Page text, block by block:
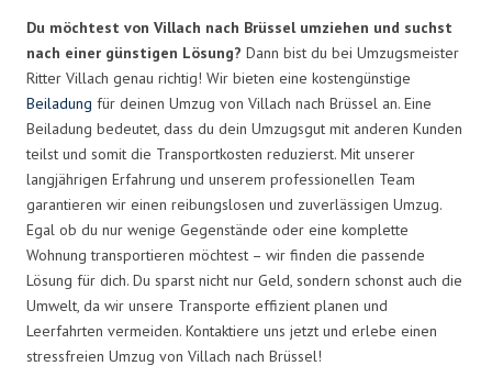
Du möchtest von Villach nach Brüssel umziehen und suchst
nach einer günstigen Lösung? Dann bist du bei Umzugsmeister
Ritter Villach genau richtig! Wir bieten eine kostengünstige
Beiladung für deinen Umzug von Villach nach Brüssel an. Eine
Beiladung bedeutet, dass du dein Umzugsgut mit anderen Kunden
teilst und somit die Transportkosten reduzierst. Mit unserer
langjährigen Erfahrung und unserem professionellen Team
garantieren wir einen reibungslosen und zuverlässigen Umzug.
Egal ob du nur wenige Gegenstände oder eine komplette
Wohnung transportieren möchtest – wir finden die passende
Lösung für dich. Du sparst nicht nur Geld, sondern schonst auch die
Umwelt, da wir unsere Transporte effizient planen und
Leerfahrten vermeiden. Kontaktiere uns jetzt und erlebe einen
stressfreien Umzug von Villach nach Brüssel!